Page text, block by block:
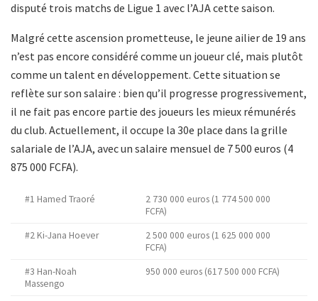
disputé trois matchs de Ligue 1 avec l’AJA cette saison.
Malgré cette ascension prometteuse, le jeune ailier de 19 ans
n’est pas encore considéré comme un joueur clé, mais plutôt
comme un talent en développement. Cette situation se
reflète sur son salaire : bien qu’il progresse progressivement,
il ne fait pas encore partie des joueurs les mieux rémunérés
du club. Actuellement, il occupe la 30e place dans la grille
salariale de l’AJA, avec un salaire mensuel de 7 500 euros (4
875 000 FCFA).
#1 Hamed Traoré
2 730 000 euros (1 774 500 000
FCFA)
#2 Ki-Jana Hoever
2 500 000 euros (1 625 000 000
FCFA)
#3 Han-Noah
Massengo
950 000 euros (617 500 000 FCFA)